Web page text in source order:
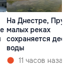
На Днестре,
малых реках
сохраняется
воды
11 часов назад